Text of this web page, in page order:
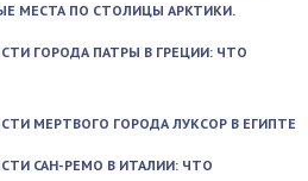
МЕСТА ПО СТОЛИЦЫ АРКТИКИ.
ГОРОДА ПАТРЫ В ГРЕЦИИ: ЧТО
МЕРТВОГО ГОРОДА ЛУКСОР В ЕГИПТЕ
САН-РЕМО В ИТАЛИИ: ЧТО